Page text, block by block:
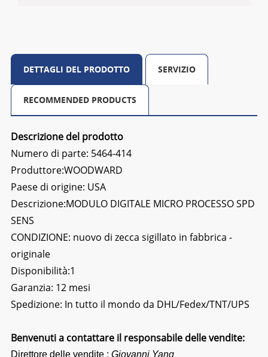
DETTAGLI DEL PRODOTTO SERVIZIO
RECOMMENDED PRODUCTS
Descrizione del prodotto
Numero di parte: 5464-414
Produttore:WOODWARD
Paese di origine: USA
Descrizione:MODULO DIGITALE MICRO PROCESSO SPD
SENS
CONDIZIONE: nuovo di zecca sigillato in fabbrica -
originale
Disponibilità:1
Garanzia: 12 mesi
Spedizione: In tutto il mondo da DHL/Fedex/TNT/UPS
Benvenuti a contattare il responsabile delle vendite:
Direttore delle vendite : Giovanni Yang